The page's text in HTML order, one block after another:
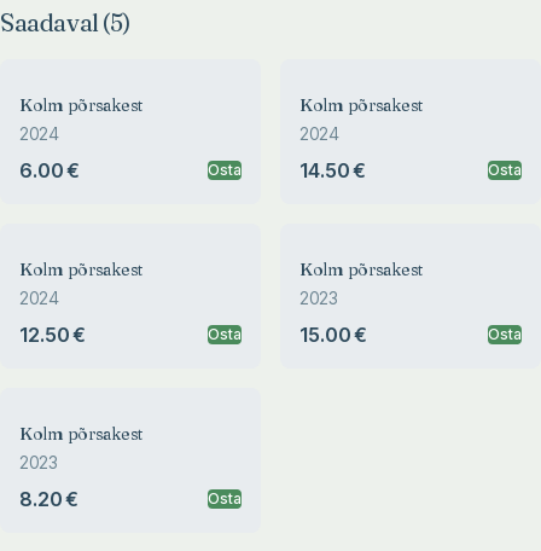
Saadaval (5)
Kolm põrsakest
2024
6.00 € Osta
Kolm põrsakest
2024
14.50 € Osta
Kolm põrsakest
2024
12.50 € Osta
Kolm põrsakest
2023
15.00 € Osta
Kolm põrsakest
2023
8.20 € Osta